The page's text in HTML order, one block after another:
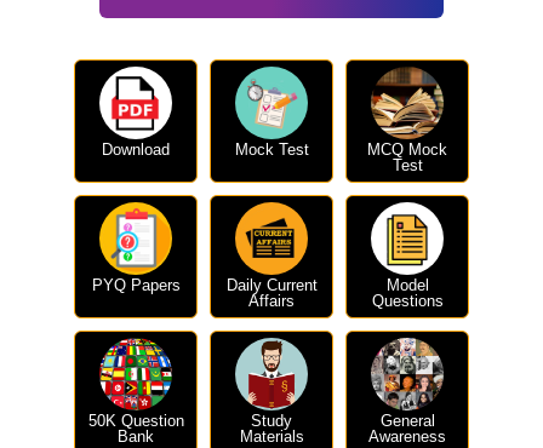
Download Mock Test
MCQ Mock
Test
PYQ Papers
Daily Current
Affairs
Model
Questions
50K Question
Bank
Study
Materials
General
Awareness